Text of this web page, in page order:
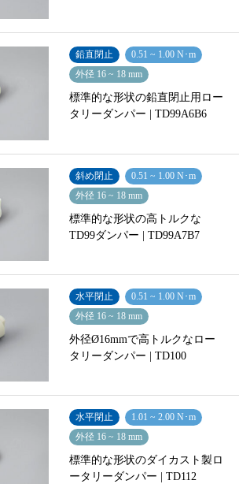
鉛直閉止
0.51 ~ 1.00 N･m
外径 16 ~ 18 mm
標準的な形状の鉛直閉止用ロー
タリーダンパー | TD99A6B6
斜め閉止
0.51 ~ 1.00 N･m
外径 16 ~ 18 mm
標準的な形状の高トルクな
TD99ダンパー | TD99A7B7
水平閉止
0.51 ~ 1.00 N･m
外径 16 ~ 18 mm
外径Ø16mmで高トルクなロー
タリーダンパー | TD100
水平閉止
1.01 ~ 2.00 N･m
外径 16 ~ 18 mm
標準的な形状のダイカスト製ロ
ータリーダンパー | TD112